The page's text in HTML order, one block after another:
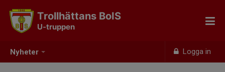
Nyheter Logga in
Trollhättans BoIS
U-truppen